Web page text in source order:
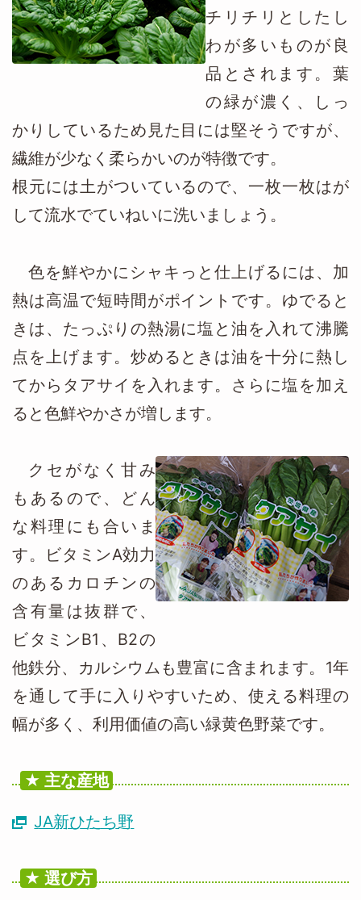
チリチリとしたし
わが多いものが良
品とされます。葉
の緑が濃く、しっ
かりしているため見た目には堅そうですが、
繊維が少なく柔らかいのが特徴です。
根元には土がついているので、一枚一枚はが
して流水でていねいに洗いましょう。
色を鮮やかにシャキっと仕上げるには、加
熱は高温で短時間がポイントです。ゆでると
きは、たっぷりの熱湯に塩と油を入れて沸騰
点を上げます。炒めるときは油を十分に熱し
てからタアサイを入れます。さらに塩を加え
ると色鮮やかさが増します。
クセがなく甘み
もあるので、どん
な料理にも合いま
す。ビタミンA効力
のあるカロチンの
含有量は抜群で、
ビタミンB1、B2の
他鉄分、カルシウムも豊富に含まれます。1年
を通して手に入りやすいため、使える料理の
幅が多く、利用価値の高い緑黄色野菜です。
主な産地
JA新ひたち野
選び方